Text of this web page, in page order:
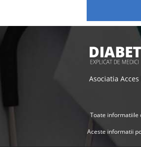
Asociatia
Toate informatiile
Aceste informatii